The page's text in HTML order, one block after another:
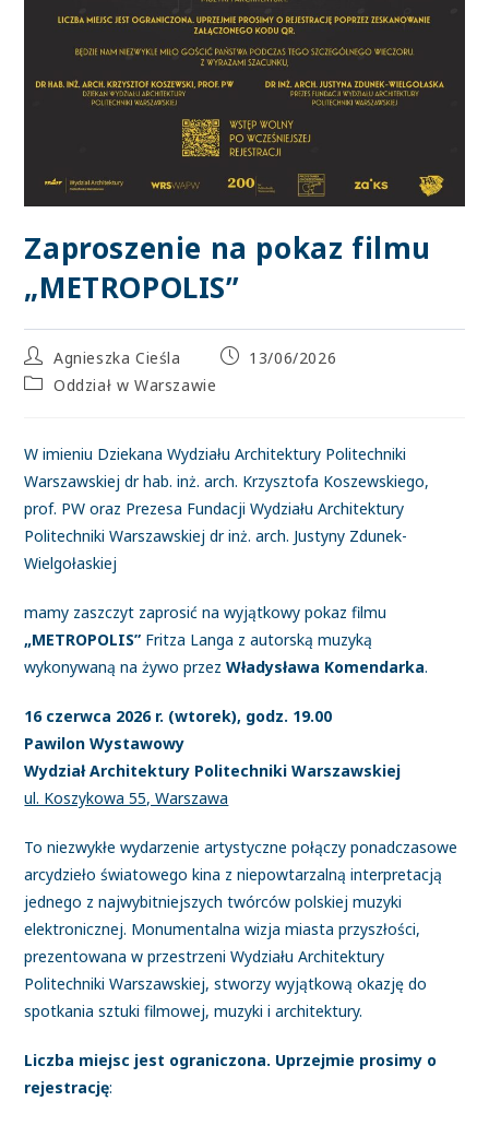
Zaproszenie na pokaz filmu
„METROPOLIS”
Agnieszka Cieśla
13/06/2026
Oddział w Warszawie
W imieniu Dziekana Wydziału Architektury Politechniki
Warszawskiej dr hab. inż. arch. Krzysztofa Koszewskiego,
prof. PW oraz Prezesa Fundacji Wydziału Architektury
Politechniki Warszawskiej dr inż. arch. Justyny Zdunek-
Wielgołaskiej
mamy zaszczyt zaprosić na wyjątkowy pokaz filmu
„METROPOLIS” Fritza Langa z autorską muzyką
wykonywaną na żywo przezWładysława Komendarka.
16 czerwca 2026 r. (wtorek), godz. 19.00
Pawilon Wystawowy
Wydział Architektury Politechniki Warszawskiej
ul. Koszykowa 55, Warszawa
To niezwykłe wydarzenie artystyczne połączy ponadczasowe
arcydzieło światowego kina z niepowtarzalną interpretacją
jednego z najwybitniejszych twórców polskiej muzyki
elektronicznej. Monumentalna wizja miasta przyszłości,
prezentowana w przestrzeni Wydziału Architektury
Politechniki Warszawskiej, stworzy wyjątkową okazję do
spotkania sztuki filmowej, muzyki i architektury.
Liczba miejsc jest ograniczona. Uprzejmie prosimy o
rejestrację: